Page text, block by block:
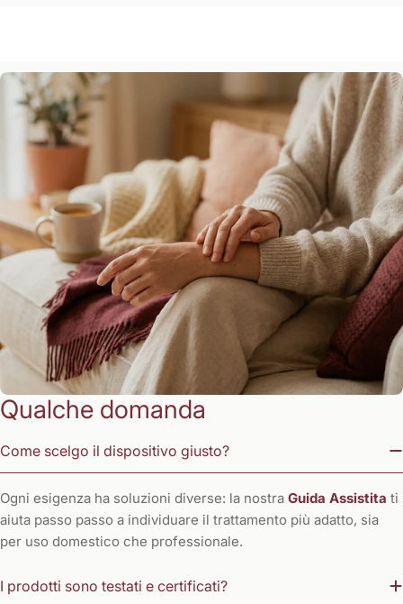
Qualche domanda
Come scelgo il dispositivo giusto?
Ogni esigenza ha soluzioni diverse: la nostra Guida Assistita ti
aiuta passo passo a individuare il trattamento più adatto, sia
per uso domestico che professionale.
I prodotti sono testati e certificati?